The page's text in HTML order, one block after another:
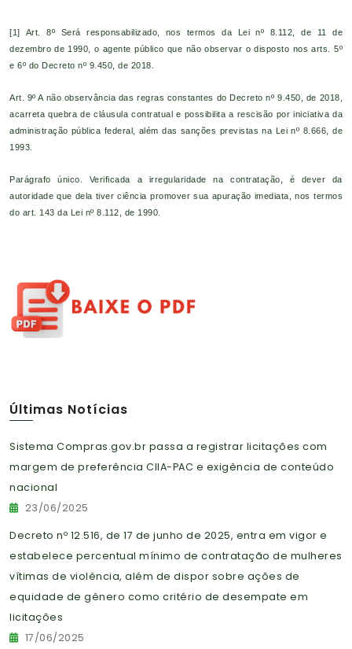
[1]
Art. 8º Será responsabilizado, nos termos da Lei nº 8.112, de 11 de
dezembro de 1990, o agente público que não observar o disposto nos arts. 5º
e 6º do Decreto nº 9.450, de 2018.
Art. 9º A não observância das regras constantes do Decreto nº 9.450, de 2018,
acarreta quebra de cláusula contratual e possibilita a rescisão por iniciativa da
administração pública federal, além das sanções previstas na Lei nº 8.666, de
1993.
Parágrafo único. Verificada a irregularidade na contratação, é dever da
autoridade que dela tiver ciência promover sua apuração imediata, nos termos
do art. 143 da Lei nº 8.112, de 1990.
Últimas Notícias
Sistema Compras.gov.br passa a registrar licitações com
margem de preferência CIIA-PAC e exigência de conteúdo
nacional
23/06/2025
Decreto nº 12.516, de 17 de junho de 2025, entra em vigor e
estabelece percentual mínimo de contratação de mulheres
vítimas de violência, além de dispor sobre ações de
equidade de gênero como critério de desempate em
licitações
17/06/2025